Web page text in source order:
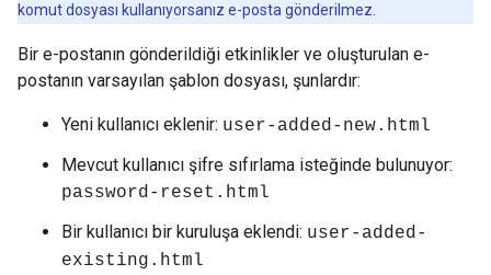
komut dosyası kullanıyorsanız e-posta gönderilmez.
Bir e-postanın gönderildiği etkinlikler ve oluşturulan e-
postanın varsayılan şablon dosyası, şunlardır:
Yeni kullanıcı eklenir: user-added-new.html
Mevcut kullanıcı şifre sıfırlama isteğinde bulunuyor:
password-reset.html
Bir kullanıcı bir kuruluşa eklendi: user-added-
existing.html